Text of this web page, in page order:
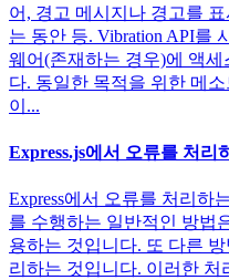
어, 경고 메시지나 경고를
는 동안 등. Vibration API를
웨어(존재하는 경우)에 액세
다. 동일한 목적을 위한 메소
이...
Express.js에서 오류를 처리
Express에서 오류를 처리하
를 수행하는 일반적인 방법
용하는 것입니다. 또 다른
리하는 것입니다. 이러한